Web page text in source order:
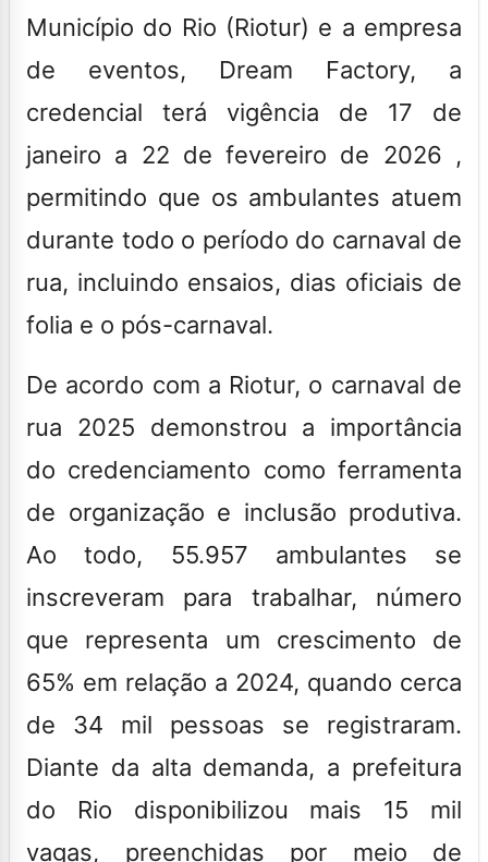
Município do Rio (Riotur) e a empresa
de eventos, Dream Factory, a
credencial terá vigência de 17 de
janeiro a 22 de fevereiro de 2026 ,
permitindo que os ambulantes atuem
durante todo o período do carnaval de
rua, incluindo ensaios, dias oficiais de
folia e o pós-carnaval.
De acordo com a Riotur, o carnaval de
rua 2025 demonstrou a importância
do credenciamento como ferramenta
de organização e inclusão produtiva.
Ao todo, 55.957 ambulantes se
inscreveram para trabalhar, número
que representa um crescimento de
65% em relação a 2024, quando cerca
de 34 mil pessoas se registraram.
Diante da alta demanda, a prefeitura
do Rio disponibilizou mais 15 mil
vagas, preenchidas por meio de